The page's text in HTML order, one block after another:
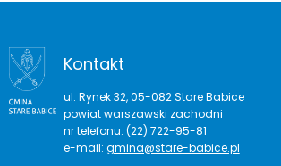
Kontakt
ul. Rynek 32, 05-082 Stare Babice
powiat warszawski zachodni
nr telefonu: (22) 722-95-81
e-mail: gmina@stare-babice.pl